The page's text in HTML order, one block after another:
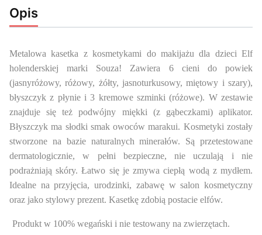
Opis
Metalowa kasetka z kosmetykami do makijażu dla dzieci Elf
holenderskiej marki Souza! Zawiera 6 cieni do powiek
(jasnyróżowy, różowy, żółty, jasnoturkusowy, miętowy i szary),
błyszczyk z płynie i 3 kremowe szminki (różowe). W zestawie
znajduje się też podwójny miękki (z gąbeczkami) aplikator.
Błyszczyk ma słodki smak owoców marakui. Kosmetyki zostały
stworzone na bazie naturalnych minerałów. Są przetestowane
dermatologicznie, w pełni bezpieczne, nie uczulają i nie
podrażniają skóry. Łatwo się je zmywa ciepłą wodą z mydłem.
Idealne na przyjęcia, urodzinki, zabawę w salon kosmetyczny
oraz jako stylowy prezent. Kasetkę zdobią postacie elfów.
Produkt w 100% wegański i nie testowany na zwierzętach.